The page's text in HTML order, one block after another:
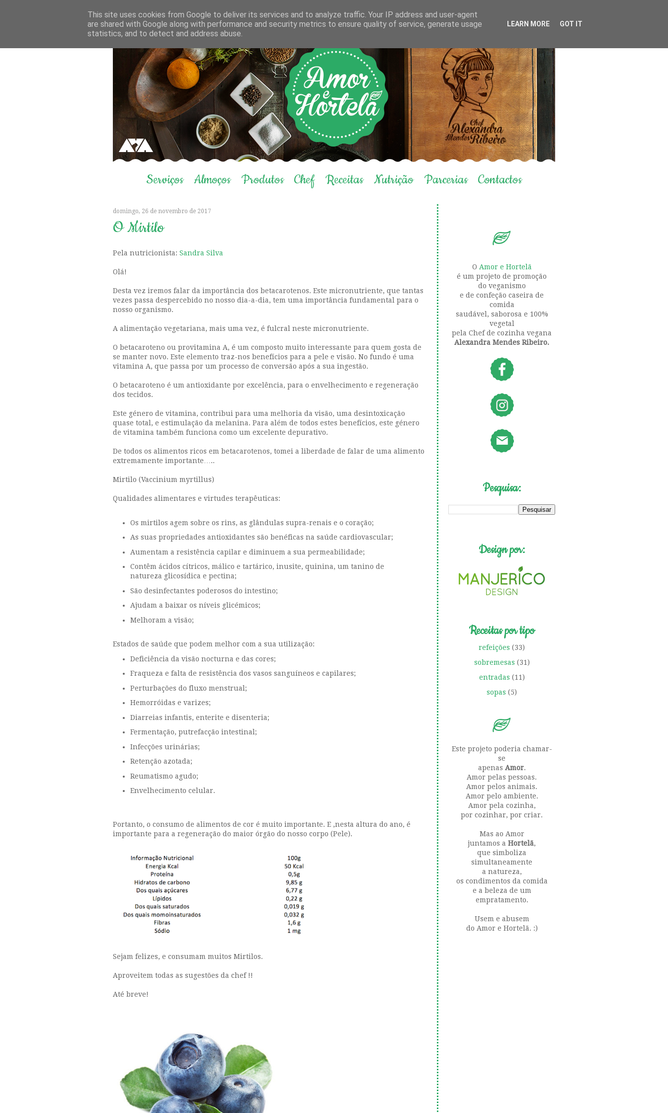
Serviços Almoços Produtos Chef Receitas Nutrição Parcerias Contactos
domingo, 26 de novembro de 2017
O Mirtilo
Pela nutricionista: Sandra Silva
Olá!
Desta vez iremos falar da importância dos betacarotenos. Este micronutriente, que tantas
vezes passa despercebido no nosso dia-a-dia, tem uma importância fundamental para o
nosso organismo.
A alimentação vegetariana, mais uma vez, é fulcral neste micronutriente.
O betacaroteno ou provitamina A, é um composto muito interessante para quem gosta de
se manter novo. Este elemento traz-nos benefícios para a pele e visão. No fundo é uma
vitamina A, que passa por um processo de conversão após a sua ingestão.
O betacaroteno é um antioxidante por excelência, para o envelhecimento e regeneração
dos tecidos.
Este género de vitamina, contribui para uma melhoria da visão, uma desintoxicação
quase total, e estimulação da melanina. Para além de todos estes benefícios, este género
de vitamina também funciona como um excelente depurativo.
De todos os alimentos ricos em betacarotenos, tomei a liberdade de falar de uma alimento
extremamente importante…..
Mirtilo (Vaccinium myrtillus)
Qualidades alimentares e virtudes terapêuticas:
Os mirtilos agem sobre os rins, as glândulas supra-renais e o coração;
As suas propriedades antioxidantes são benéficas na saúde cardiovascular;
Aumentam a resistência capilar e diminuem a sua permeabilidade;
Contêm ácidos cítricos, málico e tartárico, inusite, quinina, um tanino de
natureza glicosídica e pectina;
São desinfectantes poderosos do intestino;
Ajudam a baixar os níveis glicémicos;
Melhoram a visão;
Estados de saúde que podem melhor com a sua utilização:
Deficiência da visão nocturna e das cores;
Fraqueza e falta de resistência dos vasos sanguíneos e capilares;
Perturbações do fluxo menstrual;
Hemorróidas e varizes;
Diarreias infantis, enterite e disenteria;
Fermentação, putrefacção intestinal;
Infecções urinárias;
Retenção azotada;
Reumatismo agudo;
Envelhecimento celular.
Portanto, o consumo de alimentos de cor é muito importante. E ,nesta altura do ano, é
importante para a regeneração do maior órgão do nosso corpo (Pele).
Sejam felizes, e consumam muitos Mirtilos.
Aproveitem todas as sugestões da chef !!
Até breve!
O Amor e Hortelã
é um projeto de promoção
do veganismo
e de confeção caseira de
comida
saudável, saborosa e 100%
vegetal
pela Chef de cozinha vegana
Alexandra Mendes Ribeiro.
Pesquisa:
Design por:
Receitas por tipo
refeições (33)
sobremesas (31)
entradas (11)
sopas (5)
Este projeto poderia chamar-
se
apenas Amor.
Amor pelas pessoas.
Amor pelos animais.
Amor pelo ambiente.
Amor pela cozinha,
por cozinhar, por criar.
Mas ao Amor
juntamos a Hortelã,
que simboliza
simultaneamente
a natureza,
os condimentos da comida
e a beleza de um
empratamento.
Usem e abusem
do Amor e Hortelã. :)
This site uses cookies from Google to deliver its services and to analyze traffic. Your IP address and user-agent
are shared with Google along with performance and security metrics to ensure quality of service, generate usage
statistics, and to detect and address abuse.
LEARN MORE GOT IT